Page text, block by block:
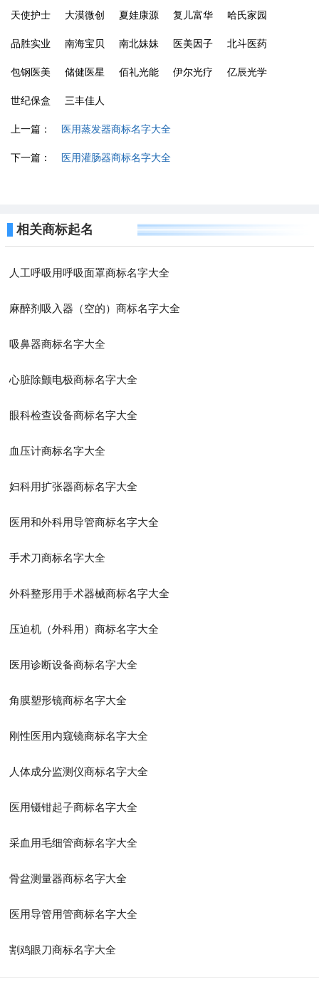
天使护士 大漠微创 夏娃康源 复儿富华 哈氏家园
品胜实业 南海宝贝 南北妹妹 医美因子 北斗医药
包钢医美 储健医星 佰礼光能 伊尔光疗 亿辰光学
世纪保盒 三丰佳人
上一篇： 医用蒸发器商标名字大全
下一篇： 医用灌肠器商标名字大全
相关商标起名
人工呼吸用呼吸面罩商标名字大全
麻醉剂吸入器（空的）商标名字大全
吸鼻器商标名字大全
心脏除颤电极商标名字大全
眼科检查设备商标名字大全
血压计商标名字大全
妇科用扩张器商标名字大全
医用和外科用导管商标名字大全
手术刀商标名字大全
外科整形用手术器械商标名字大全
压迫机（外科用）商标名字大全
医用诊断设备商标名字大全
角膜塑形镜商标名字大全
刚性医用内窥镜商标名字大全
人体成分监测仪商标名字大全
医用镊钳起子商标名字大全
采血用毛细管商标名字大全
骨盆测量器商标名字大全
医用导管用管商标名字大全
割鸡眼刀商标名字大全